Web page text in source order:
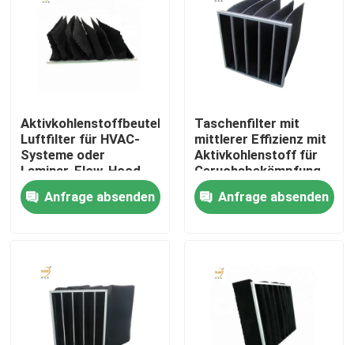
Haus
Videos
Aktivkohlenstoffbeutel-
Luftfilter für HVAC-
Systeme oder
Laminar-Flow-Hood
Anfrage absenden
Taschenfilter mit
mittlerer Effizienz mit
Aktivkohlenstoff für
Geruchsbekämpfung
Anfrage absenden